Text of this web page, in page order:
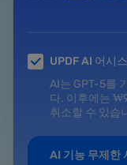
UPDF AI 어시
AI는 GPT-5를
다. 이후에는 ₩
취소할 수 있습
AI 기능 무제한